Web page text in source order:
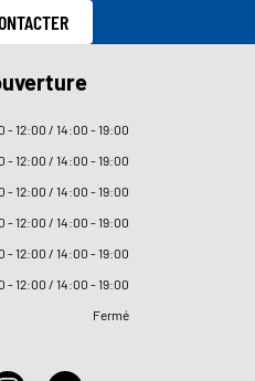
- 12:00 / 14:00 - 19:00
- 12:00 / 14:00 - 19:00
- 12:00 / 14:00 - 19:00
- 12:00 / 14:00 - 19:00
- 12:00 / 14:00 - 19:00
- 12:00 / 14:00 - 19:00
Fermé